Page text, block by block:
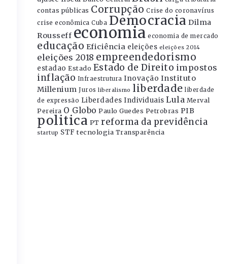
contas públicas Corrupção Crise do coronavírus
crise econômica Cuba Democracia Dilma
Rousseff economia economia de mercado
educação Eficiência eleições eleições 2014
eleições 2018 empreendedorismo
estadao Estado Estado de Direito impostos
inflação Infraestrutura Inovação Instituto
Millenium Juros liberalismo liberdade liberdade
de expressão Liberdades Individuais Lula Merval
Pereira O Globo Paulo Guedes Petrobras PIB
politica PT reforma da previdência
startup STF tecnologia Transparência